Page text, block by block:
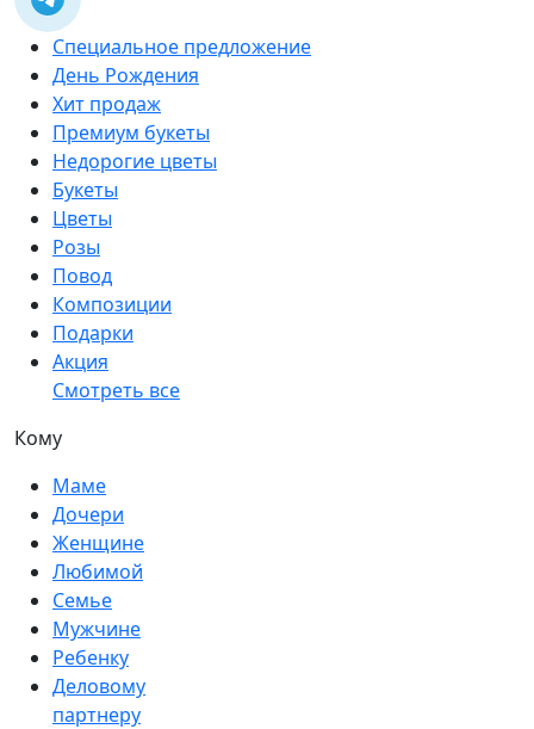
Специальное предложение
День Рождения
Хит продаж
Премиум букеты
Недорогие цветы
Букеты
Цветы
Розы
Повод
Композиции
Подарки
Акция
Смотреть все
Кому
Маме
Дочери
Женщине
Любимой
Семье
Мужчине
Ребенку
Деловому
партнеру